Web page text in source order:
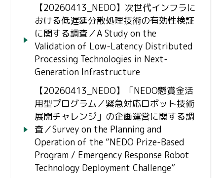
【20260413_NEDO】次世代インフラに
おける低遅延分散処理技術の有効性検証
に関する調査／A Study on the
Validation of Low-Latency Distributed
Processing Technologies in Next-
Generation Infrastructure
【20260413_NEDO】「NEDO懸賞金活
用型プログラム／緊急対応ロボット技術
展開チャレンジ」の企画運営に関する調
査／Survey on the Planning and
Operation of the “NEDO Prize-Based
Program / Emergency Response Robot
Technology Deployment Challenge”